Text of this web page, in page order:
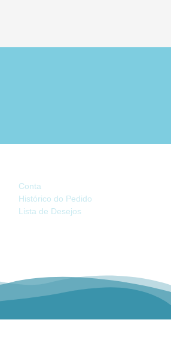
Conta
Histórico do Pedido
Lista de Desejos